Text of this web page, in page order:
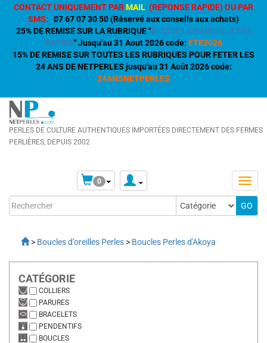
CONTACT UNIQUEMENT PARMAIL (REPONSE RAPIDE) OU PAR
SMS: :07 67 07 30 50 (Réservé aux conseils aux achats)
25% DE REMISE SUR LA RUBRIQUE "BIJOUX LIVRAISON ULTRA
RAPIDE" Jusqu'au 31 Aout 2026 code: ETE2026
15% DE REMISE SUR TOUTES LES RUBRIQUES POUR FETER LES
24 ANS DE NETPERLES jusqu'au 31 Août 2026 code:
24ANSNETPERLES
PERLES DE CULTURE AUTHENTIQUES IMPORTÉES DIRECTEMENT DES FERMES
PERLIÈRES, DEPUIS 2002
0
> Boucles d’oreilles Perles > Boucles Perles d'Akoya
CATÉGORIE
COLLIERS
PARURES
BRACELETS
PENDENTIFS
BOUCLES